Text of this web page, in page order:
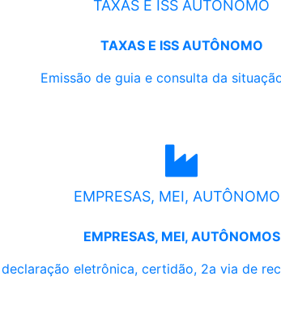
TAXAS E ISS AUTÔNOMO
TAXAS E ISS AUTÔNOMO
Emissão de guia e consulta da
EMPRESAS, MEI,
EMPRESAS, MEI, AUTÔNOMOS
eletrônica, certidão, 2a via de